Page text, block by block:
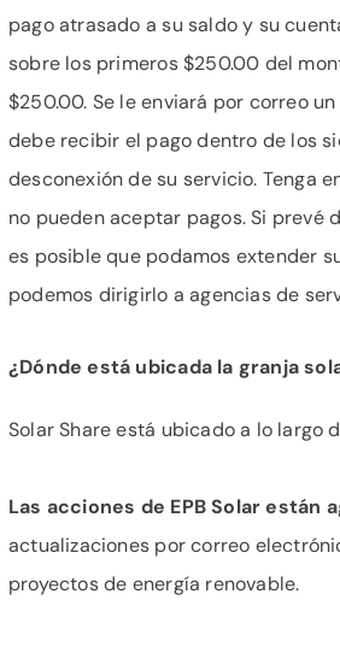
pago atrasado a su saldo y su
sobre los primeros $250.00 del
$250.00. Se le enviará por correo
debe recibir el pago dentro de los
desconexión de su servicio. Tenga
no pueden aceptar pagos. Si
es posible que podamos extender
podemos dirigirlo a agencias de
¿Dónde está ubicada la granja
Solar Share está ubicado a lo largo
Las acciones de EPB Solar están
actualizaciones por correo
proyectos de energía renovable.